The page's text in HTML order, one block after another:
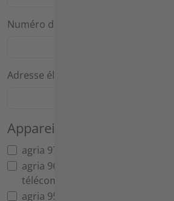
Numéro de téléphone
Adresse électronique
Appareil de base
agria 9700e Porte-outils à
agria 9600 Gyrobroyeur pour
télécommandé
agria 9500 Tondeuse compacte